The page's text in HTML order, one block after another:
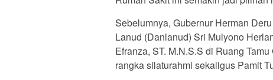
Sebelumnya, Gubernur Herman
Lanud (Danlanud) Sri Mulyono
Efranza, ST. M.N.S.S di Ruang
rangka silaturahmi sekaligus Pamit